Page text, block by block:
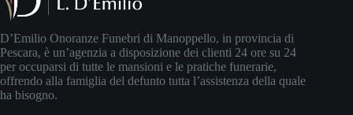
D’Emilio Onoranze Funebri di Manoppello, in provincia di
Pescara, è un’agenzia a disposizione dei clienti 24 ore su 24
per occuparsi di tutte le mansioni e le pratiche funerarie,
offrendo alla famiglia del defunto tutta l’assistenza della quale
ha bisogno.